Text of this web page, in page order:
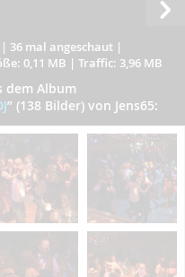
36 mal angeschaut|
0,11 MB | Traffic: 3,96 MB
dem Album
” (138 Bilder) von Jens65: